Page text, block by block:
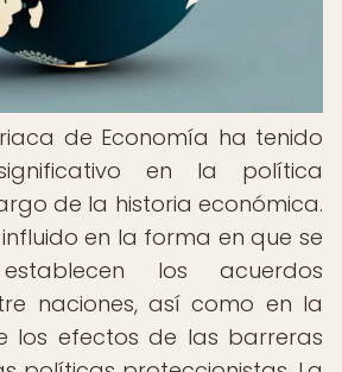
de Economía ha tenido
en la política
de la historia económica.
en la forma en que se
los acuerdos
naciones, así como en la
los efectos de las barreras